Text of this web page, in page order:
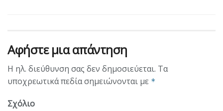
Αφήστε μια απάντηση
Η ηλ. διεύθυνση σας δεν δημοσιεύεται. Τα
υποχρεωτικά πεδία σημειώνονται με *
Σχόλιο